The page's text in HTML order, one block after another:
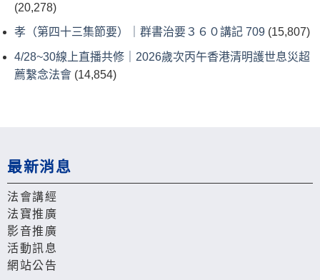
(20,278)
孝（第四十三集節要）｜群書治要３６０講記 709 (15,807)
4/28~30線上直播共修｜2026歲次丙午香港清明護世息災超
薦繫念法會 (14,854)
最新消息
法會講經
法寶推廣
影音推廣
活動訊息
網站公告